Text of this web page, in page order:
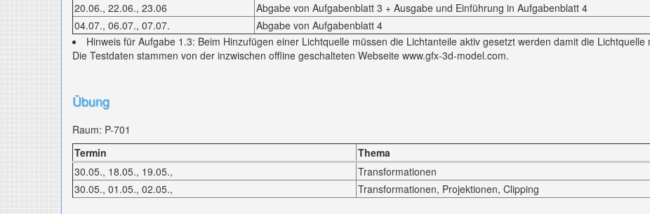
20.06., 22.06., 23.06
Abgabe von Aufgabenblatt 3 + Ausgabe und Einführung in Aufgabenblatt 4
04.07., 06.07., 07.07.
Abgabe von Aufgabenblatt 4
Hinweis für Aufgabe 1.3: Beim Hinzufügen einer Lichtquelle müssen die Lichtanteile aktiv gesetzt werden damit die Lichtquelle
Die Testdaten stammen von der inzwischen offline geschalteten Webseite www.gfx-3d-model.com.
Übung
Raum: P-701
Termin
Thema
30.05., 18.05., 19.05.,
Transformationen
30.05., 01.05., 02.05.,
Transformationen, Projektionen, Clipping